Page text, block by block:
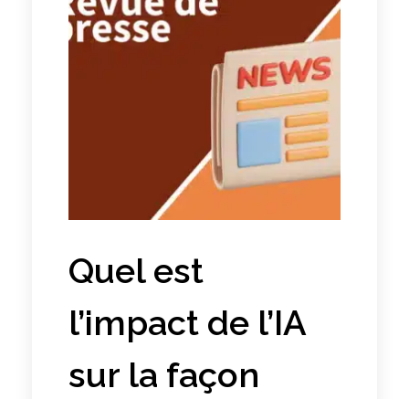
Quel est
l’impact de l’IA
sur la façon